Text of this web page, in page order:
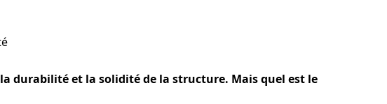
durabilité et la solidité de la structure. Mais quel est le